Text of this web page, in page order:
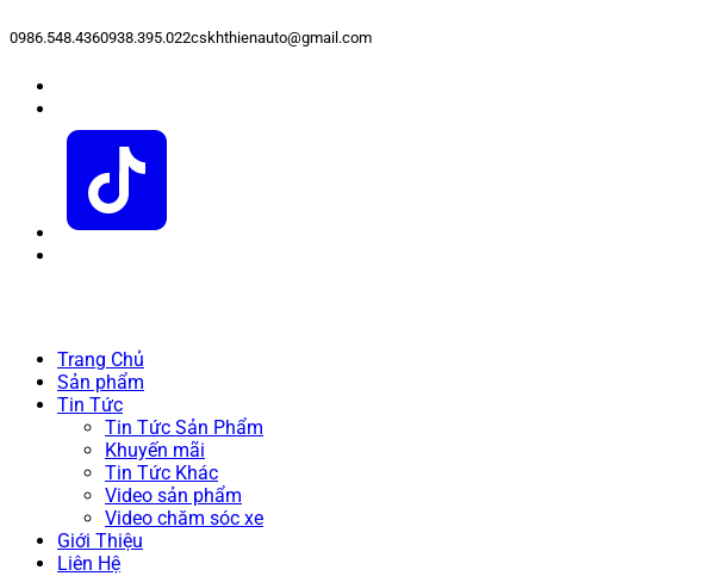
0986.548.4360938.395.022cskhthienauto@gmail.com
Trang Chủ
Sản phẩm
Tin Tức
Tin Tức Sản Phẩm
Khuyến mãi
Tin Tức Khác
Video sản phẩm
Video chăm sóc xe
Giới Thiệu
Liên Hệ